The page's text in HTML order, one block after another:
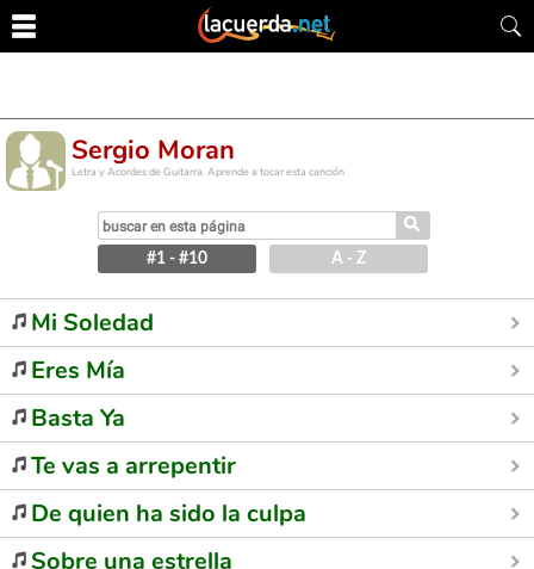
Sergio Moran
Letra y Acordes de Guitarra. Aprende a tocar esta canción
⚲
#1 - #10 A - Z
Mi Soledad
Eres Mía
Basta Ya
Te vas a arrepentir
De quien ha sido la culpa
Sobre una estrella